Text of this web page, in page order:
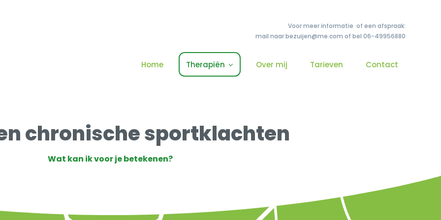
Voor meer informatie of een afspraak:
mail naar bezuijen@me.com of bel 06-49956880
Home Therapiën Over mij Tarieven Contact
chronische sportklachten
Wat kan ik voor je betekenen?